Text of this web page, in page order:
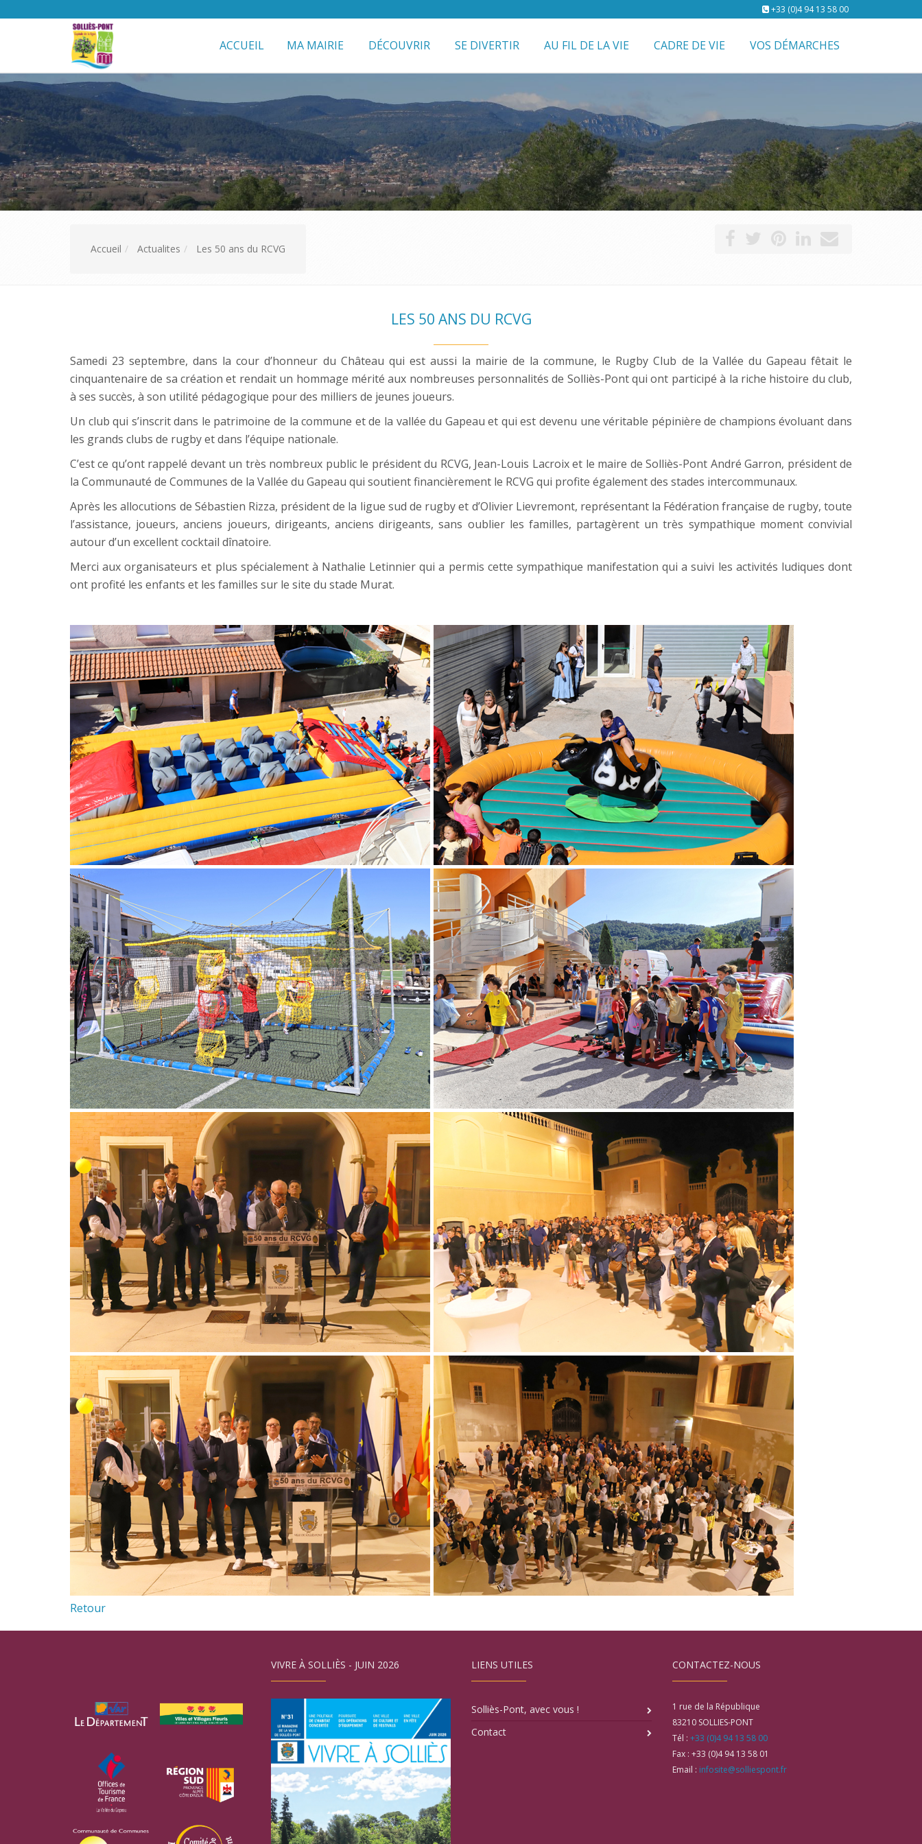
+33 (0)4 94 13 58 00
ACCUEIL MA MAIRIE DÉCOUVRIR SE DIVERTIR AU FIL DE LA VIE CADRE DE VIE VOS DÉMARCHES
Accueil Actualites Les 50 ans du RCVG
LES 50 ANS DU RCVG
Samedi 23 septembre, dans la cour d’honneur du Château qui est aussi la mairie de la commune, le Rugby Club de la Vallée du Gapeau fêtait le
cinquantenaire de sa création et rendait un hommage mérité aux nombreuses personnalités de Solliès-Pont qui ont participé à la riche histoire du club,
à ses succès, à son utilité pédagogique pour des milliers de jeunes joueurs.
Un club qui s’inscrit dans le patrimoine de la commune et de la vallée du Gapeau et qui est devenu une véritable pépinière de champions évoluant dans
les grands clubs de rugby et dans l’équipe nationale.
C’est ce qu’ont rappelé devant un très nombreux public le président du RCVG, Jean-Louis Lacroix et le maire de Solliès-Pont André Garron, président de
la Communauté de Communes de la Vallée du Gapeau qui soutient financièrement le RCVG qui profite également des stades intercommunaux.
Après les allocutions de Sébastien Rizza, président de la ligue sud de rugby et d’Olivier Lievremont, représentant la Fédération française de rugby, toute
l’assistance, joueurs, anciens joueurs, dirigeants, anciens dirigeants, sans oublier les familles, partagèrent un très sympathique moment convivial
autour d’un excellent cocktail dînatoire.
Merci aux organisateurs et plus spécialement à Nathalie Letinnier qui a permis cette sympathique manifestation qui a suivi les activités ludiques dont
ont profité les enfants et les familles sur le site du stade Murat.
Retour
VIVRE À SOLLIÈS - JUIN 2026 LIENS UTILES
Solliès-Pont, avec vous !
Contact
CONTACTEZ-NOUS
1 rue de la République
83210 SOLLIES-PONT
Tél : +33 (0)4 94 13 58 00
Fax : +33 (0)4 94 13 58 01
Email : infosite@solliespont.fr